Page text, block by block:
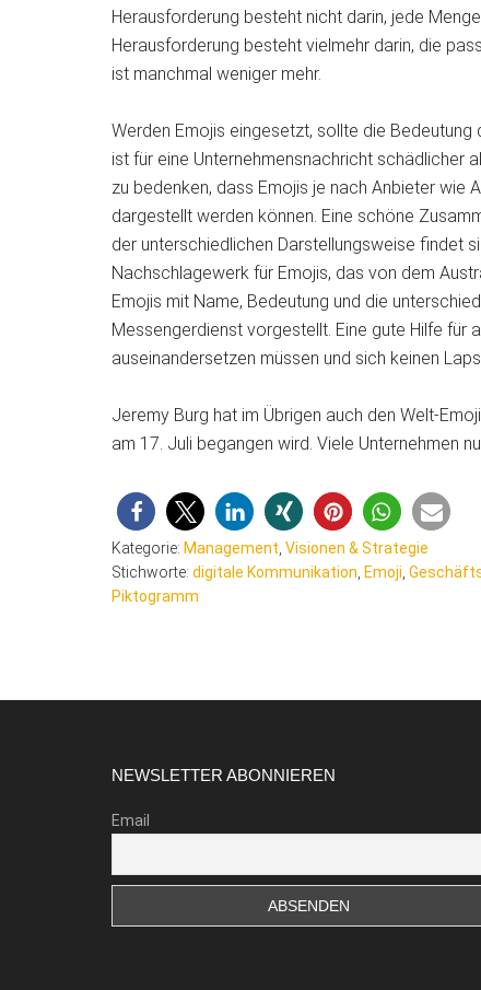
Herausforderung besteht nicht darin, jede
Herausforderung besteht vielmehr darin, die
ist manchmal weniger mehr.
Werden Emojis eingesetzt, sollte die
ist für eine Unternehmensnachricht schädlicher
zu bedenken, dass Emojis je nach Anbieter
dargestellt werden können. Eine schöne
der unterschiedlichen Darstellungsweise findet
Nachschlagewerk für Emojis, das von dem
Emojis mit Name, Bedeutung und die
Messengerdienst vorgestellt. Eine gute Hilfe für
auseinandersetzen müssen und sich keinen
Jeremy Burg hat im Übrigen auch den Welt-
am 17. Juli begangen wird. Viele Unternehmen
Kategorie: Management Visionen & Strategie
Stichworte: digitale Kommunikation Emoji
Piktogramm
NEWSLETTER ABONNIEREN
Email